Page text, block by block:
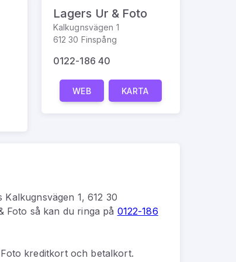
Lagers Ur & Foto
Kalkugnsvägen 1
612 30 Finspång
0122-186 40
WEB KARTA
Kalkugnsvägen 1, 612 30
Foto så kan du ringa på 0122-186
kreditkort och betalkort.